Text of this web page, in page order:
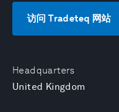
Headquarters
United Kingdom
访问 Tradeteq 网站